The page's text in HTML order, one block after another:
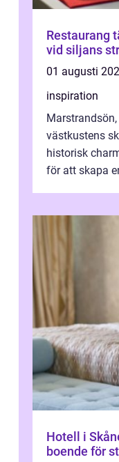
Restaurang tällberg
vid siljans
01 augusti
inspiration
västkustens
historisk
för att skapa
Hotell i
boende för